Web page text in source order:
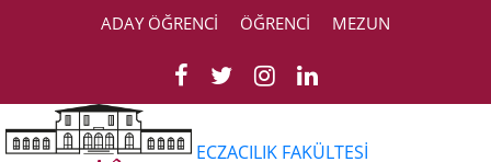
ADAY ÖĞRENCİ ÖĞRENCİ MEZUN
ECZACILIK FAKÜLTESİ